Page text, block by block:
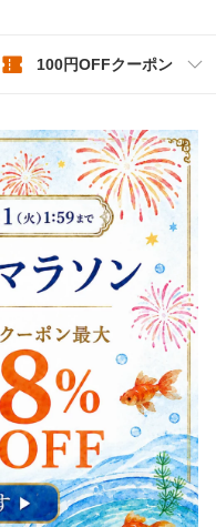
100円OFFクーポン